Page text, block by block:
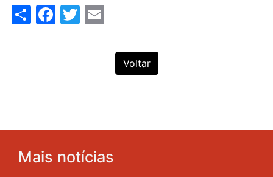
ShareFacebook
Twitter
Voltar
Mais notícias